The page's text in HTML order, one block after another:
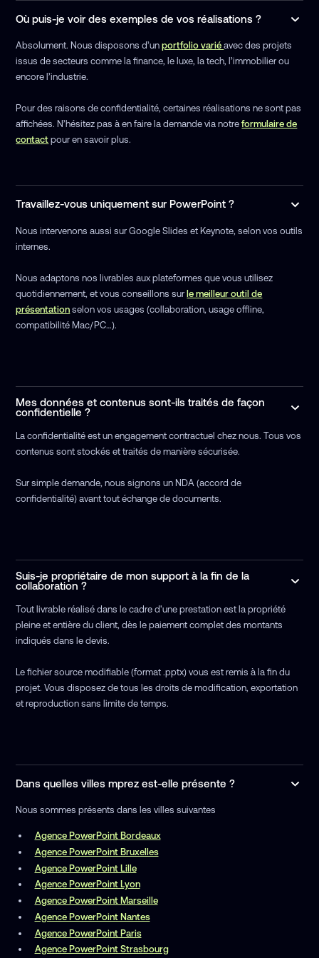
Où puis-je voir des exemples de vos réalisations ?
Absolument. Nous disposons d’unportfolio variéavec des projets
issus de secteurs comme la finance, le luxe, la tech, l’immobilier ou
encore l’industrie.
Pour des raisons de confidentialité, certaines réalisations ne sont pas
affichées. N’hésitez pas à en faire la demande via notreformulaire de
contact pour en savoir plus.
Travaillez-vous uniquement sur PowerPoint ?
Nous intervenons aussi sur Google Slides et Keynote, selon vos outils
internes.
Nous adaptons nos livrables aux plateformes que vous utilisez
quotidiennement, et vous conseillons surle meilleur outil de
présentation selon vos usages (collaboration, usage offline,
compatibilité Mac/PC…).
Mes données et contenus sont-ils traités de façon
confidentielle ?
La confidentialité est un engagement contractuel chez nous. Tous vos
contenus sont stockés et traités de manière sécurisée.
Sur simple demande, nous signons un NDA (accord de
confidentialité) avant tout échange de documents.
Suis-je propriétaire de mon support à la fin de la
collaboration ?
Tout livrable réalisé dans le cadre d'une prestation est la propriété
pleine et entière du client, dès le paiement complet des montants
indiqués dans le devis.
Le fichier source modifiable (format .pptx) vous est remis à la fin du
projet. Vous disposez de tous les droits de modification, exportation
et reproduction sans limite de temps.
Dans quelles villes mprez est-elle présente ?
Nous sommes présents dans les villes suivantes
Agence PowerPoint Bordeaux
Agence PowerPoint Bruxelles
Agence PowerPoint Lille
Agence PowerPoint Lyon
Agence PowerPoint Marseille
Agence PowerPoint Nantes
Agence PowerPoint Paris
Agence PowerPoint Strasbourg